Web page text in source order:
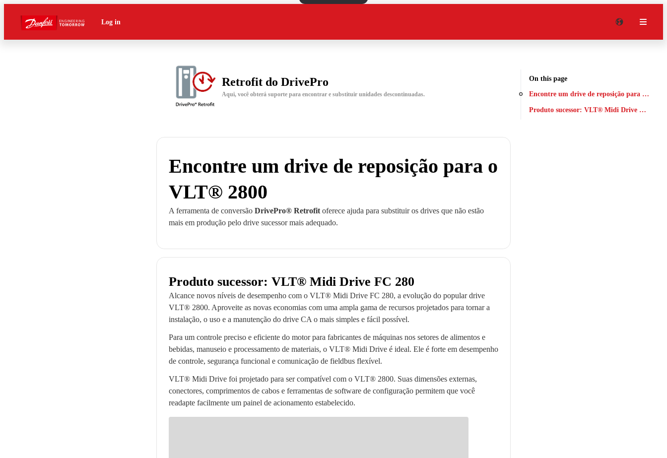
Log in
Retrofit do DrivePro
Aqui, você obterá suporte para encontrar e substituir unidades descontinuadas.
Encontre um drive de reposição para o
VLT® 2800
A ferramenta de conversão DrivePro® Retrofit oferece ajuda para substituir os drives que não estão
mais em produção pelo drive sucessor mais adequado.
Produto sucessor: VLT® Midi Drive FC 280
Alcance novos níveis de desempenho com o VLT® Midi Drive FC 280, a evolução do popular drive
VLT® 2800. Aproveite as novas economias com uma ampla gama de recursos projetados para tornar a
instalação, o uso e a manutenção do drive CA o mais simples e fácil possível.
Para um controle preciso e eficiente do motor para fabricantes de máquinas nos setores de alimentos e
bebidas, manuseio e processamento de materiais, o VLT® Midi Drive é ideal. Ele é forte em desempenho
de controle, segurança funcional e comunicação de fieldbus flexível.
VLT® Midi Drive foi projetado para ser compatível com o VLT® 2800. Suas dimensões externas,
conectores, comprimentos de cabos e ferramentas de software de configuração permitem que você
readapte facilmente um painel de acionamento estabelecido.
On this page
Encontre um drive de reposição para o VLT®
Produto sucessor: VLT® Midi Drive FC 280